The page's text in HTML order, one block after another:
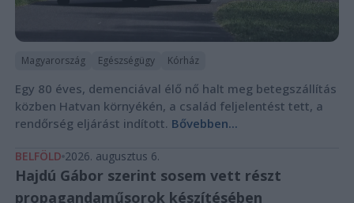
Magyarország Egészségügy Kórház
Egy 80 éves, demenciával élő nő halt meg betegszállítás
közben Hatvan környékén, a család feljelentést tett, a
rendőrség eljárást indított. Bővebben...
BELFÖLD 2026. augusztus 6.
Hajdú Gábor szerint sosem vett részt
propagandaműsorok készítésében